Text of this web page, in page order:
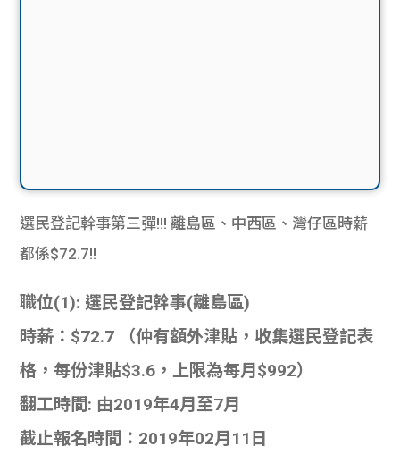
選民登記幹事第三彈!!! 離島區、中西區、灣仔區時薪
都係$72.7!!
職位(1): 選民登記幹事(離島區)
時薪：$72.7 （仲有額外津貼，收集選民登記表
格，每份津貼$3.6，上限為每月$992）
翻工時間: 由2019年4月至7月
截止報名時間：2019年02月11日